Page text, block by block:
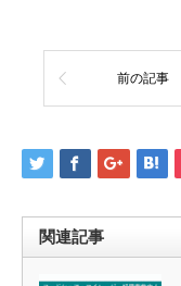
前の記事
関連記事